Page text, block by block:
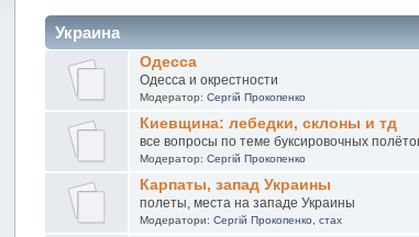
Украина
Одесса
Одесса и окрестности
Модератор:Сергій Прокопенко
Киевщина: лебедки, склоны и тд
все вопросы по теме буксировочных
Модератор:Сергій Прокопенко
Карпаты, запад Украины
полеты, места на западе Украины
Модератори:Сергій Прокопенко,стах